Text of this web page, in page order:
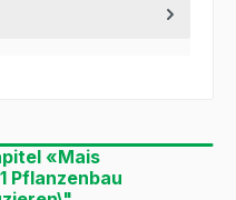
«Mais
Pflanzenbau